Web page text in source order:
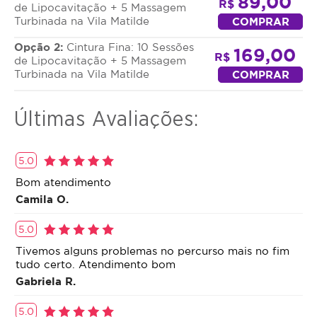
de Lipocavitação + 5 Massagem
Turbinada na Vila Matilde
R$
COMPRAR
Opção 2: Cintura Fina: 10 Sessões
de Lipocavitação + 5 Massagem
Turbinada na Vila Matilde
R$ 169,00
COMPRAR
Últimas Avaliações:
5.0
Bom atendimento
Camila O.
5.0
Tivemos alguns problemas no percurso mais no fim
tudo certo. Atendimento bom
Gabriela R.
5.0